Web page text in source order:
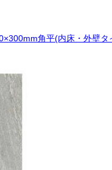
角平(内床・外壁タ